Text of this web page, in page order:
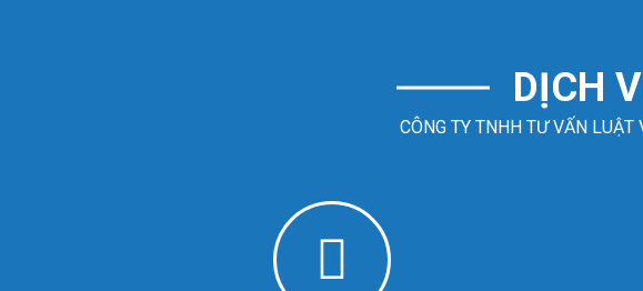
DỊCH
CÔNG TY TNHH TƯ VẤN